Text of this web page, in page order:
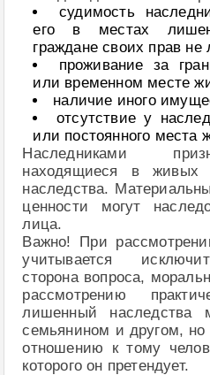
судимость
его в местах
граждане своих прав
проживание за
или временном месте
наличие иного
отсутствие у
или постоянного места
Наследниками
находящиеся в живых
наследства.
ценности могут
лица.
Важно! При
учитывается
сторона вопроса,
рассмотрению
лишенный наследства
семьянином и другом, но
отношению к тому
которого он претендует.